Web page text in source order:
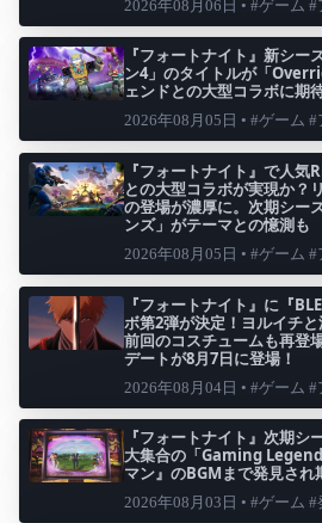
2026年08月06日 • #ゲーム
『フォートナイト』新シー
ン4」のタイトルが「
ェンドとの大型コラボに期
2026年08月05日 • #ゲーム
『フォートナイト』で人気
との大型コラボが実現か？
の登場が濃厚に。次期シー
ンズ」がテーマとの憶測も
2026年08月05日 • #ゲーム
『フォートナイト』に『
ボ第2弾が決定！ヨルイチと
前回のコスチュームも再登
デートが8月7日に登場！
2026年08月04日 • #ゲーム
『フォートナイト』次期シ
大集合の「Gaming
マン』のBGMまで発見され
2026年08月03日 • #ゲーム #